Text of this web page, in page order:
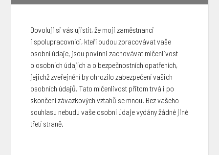
Dovoluji si vás ujistit, že moji zaměstnanci
i spolupracovníci, kteří budou zpracovávat vaše
osobní údaje, jsou povinni zachovávat mlčenlivost
o osobních údajích a o bezpečnostních opatřeních,
jejichž zveřejnění by ohrozilo zabezpečení vašich
osobních údajů. Tato mlčenlivost přitom trvá i po
skončení závazkových vztahů se mnou. Bez vašeho
souhlasu nebudu vaše osobní údaje vydány žádné jiné
třetí straně.